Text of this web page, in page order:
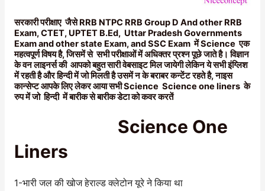
सरकारी परीक्षाए जैसे RRB NTPC RRB Group D And other RRB
Exam, CTET, UPTET B.Ed, Uttar Pradesh Governments
Exam and other state Exam, and SSC Exam में Science एक
महत्वपूर्ण विषय है, जिसमें से सभी परीक्षाओं में अधिक्तर प्रश्न पूछे जाते है। विज्ञान
के वन लाइनर्स की आपको बहुत सारी वेबसाइट मिल जायेगी लेकिन ये सभी इंग्लिश
में रहती है और हिन्दी में जो मिलती है उसमें न के बराबर कन्टेंट रहते है, नाइस
कान्सेप्ट आपके लिए लेकर आया सभी Science Science one liners के
रुप में जो हिन्दी में बारीक से बारीक डेटा को कवर करतें
Science One
Liners
1-भारी जल की खोज हेराल्ड क्लेटोन यूरे ने किया था